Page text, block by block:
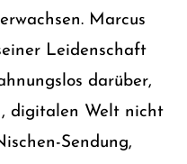
Marcus
Leidenschaft
darüber,
digitalen Welt nicht
Sendung,